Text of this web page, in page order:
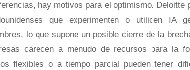
hay motivos para el optimismo. Deloitte
que experimenten o utilicen IA
lo que supone un posible cierre de la
carecen a menudo de recursos para la
flexibles o a tiempo parcial pueden tener